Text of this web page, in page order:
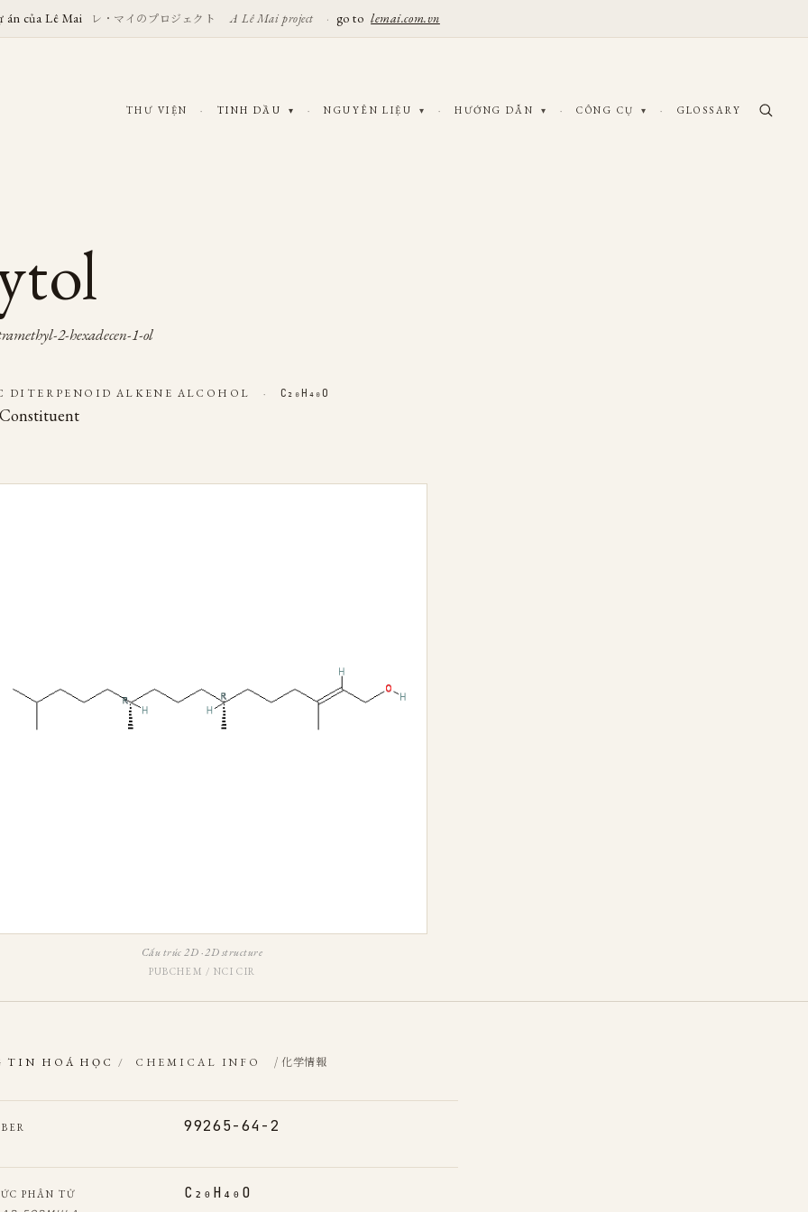
án của Lê Mai レ・マイのプロジェクト A Lê Mai project · go to lemai.com.vn
THƯ VIỆN · TINH DẦU ▾ · NGUYÊN LIỆU ▾ · HƯỚNG DẪN ▾ · CÔNG CỤ ▾ · GLOSSARY
2-hexadecen-1-ol
DITERPENOID ALKENE ALCOHOL · C₂₀H₄₀O
Cấu trúc 2D · 2D structure
PUBCHEM / NCI CIR
TIN HOÁ HỌC / CHEMICAL INFO / 化学情報
99265-64-2
PHÂN TỬ C₂₀H₄₀O